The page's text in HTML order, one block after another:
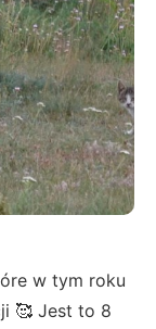
w tym roku
🥰 Jest to 8